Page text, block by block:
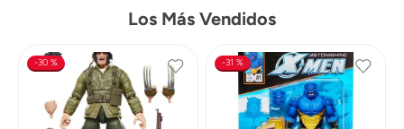
Los Más Vendidos
30 % 31 %